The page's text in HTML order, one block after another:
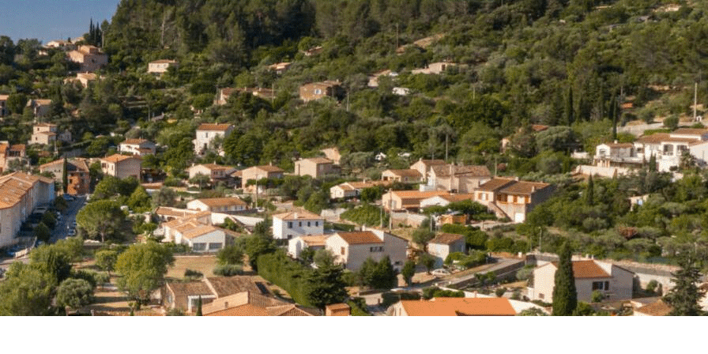
Exporter les lignes sélectionnées
Exporter toutes les colonnes
Exporter uniquement les colonnes affichées
Menu
<
>
Promotion de la santé
Les métiers de la communauté soignante
?>
Images de la page d'accueil
Cliquez pour éditer